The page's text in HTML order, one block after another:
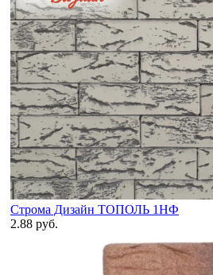
Строма Дизайн ТОПОЛЬ 1НФ
2.88 руб.